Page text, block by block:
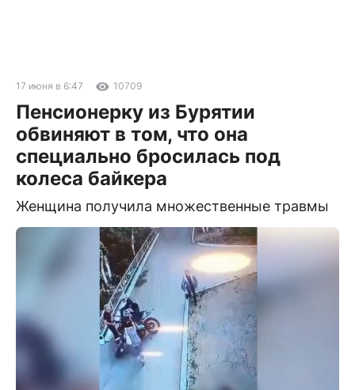
17 июня в 6:47 10709
Пенсионерку из Бурятии
обвиняют в том, что она
специально бросилась под
колеса байкера
Женщина получила множественные травмы